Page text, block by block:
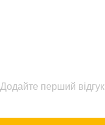
Додайте перший відгук